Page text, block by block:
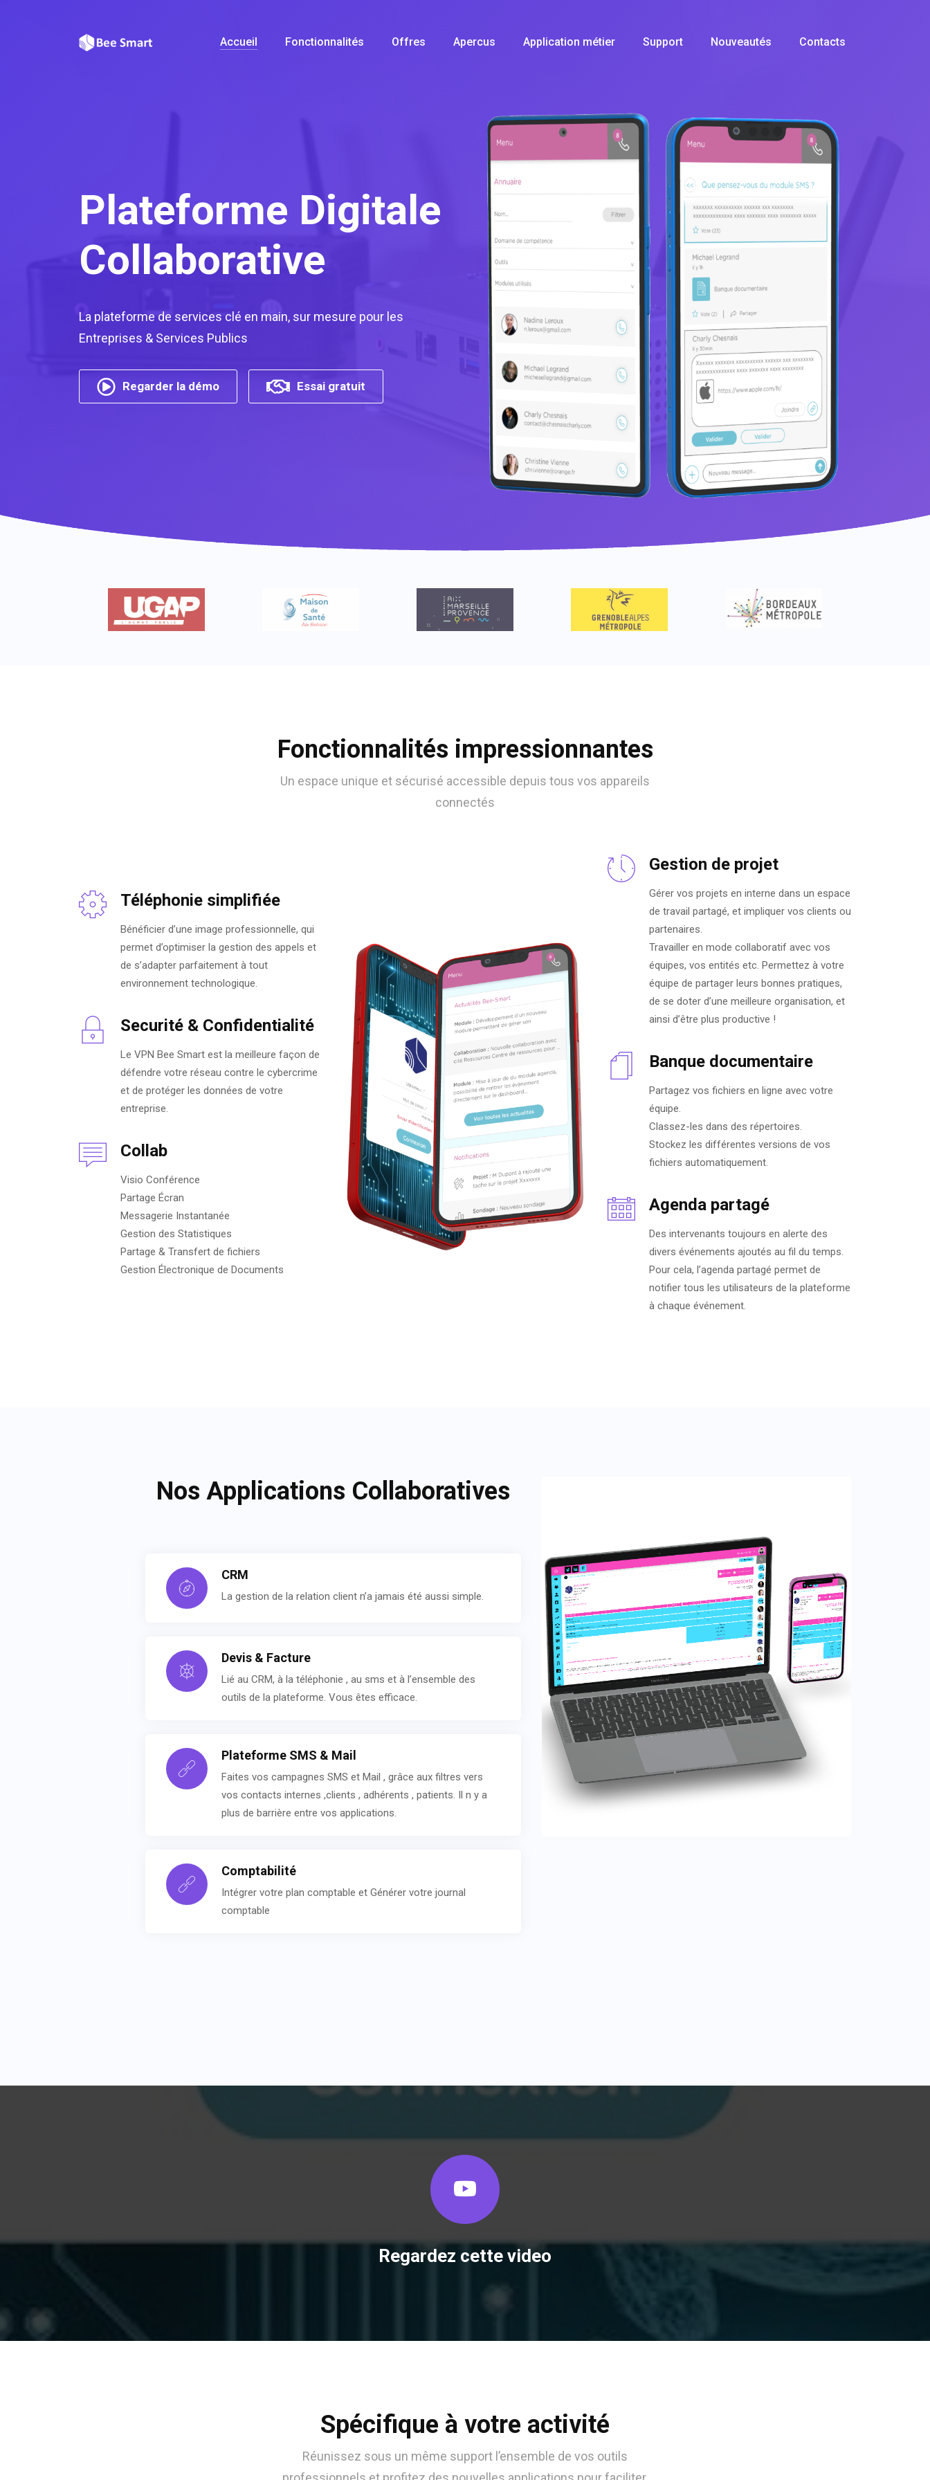
Accueil Fonctionnalités Offres Apercus Application métier Support Nouveautés Contacts
Plateforme Digitale
Collaborative
La plateforme de services clé en main, sur mesure pour les
Entreprises & Services Publics
Regarder la démo Essai gratuit
Fonctionnalités impressionnantes
Un espace unique et sécurisé accessible depuis tous vos appareils
connectés
Téléphonie simplifiée
Bénéficier d’une image professionnelle, qui
permet d’optimiser la gestion des appels et
de s’adapter parfaitement à tout
environnement technologique.
Securité & Confidentialité
Le VPN Bee Smart est la meilleure façon de
défendre votre réseau contre le cybercrime
et de protéger les données de votre
entreprise.
Collab
Visio Conférence
Partage Écran
Messagerie Instantanée
Gestion des Statistiques
Partage & Transfert de fichiers
Gestion Électronique de Documents
Gestion de projet
Gérer vos projets en interne dans un espace
de travail partagé, et impliquer vos clients ou
partenaires.
Travailler en mode collaboratif avec vos
équipes, vos entités etc. Permettez à votre
équipe de partager leurs bonnes pratiques,
de se doter d’une meilleure organisation, et
ainsi d’être plus productive !
Banque documentaire
Partagez vos fichiers en ligne avec votre
équipe.
Classez-les dans des répertoires.
Stockez les différentes versions de vos
fichiers automatiquement.
Agenda partagé
Des intervenants toujours en alerte des
divers événements ajoutés au fil du temps.
Pour cela, l’agenda partagé permet de
notifier tous les utilisateurs de la plateforme
à chaque événement.
Nos Applications Collaboratives
CRM
La gestion de la relation client n’a jamais été aussi simple.
Devis & Facture
Lié au CRM, à la téléphonie , au sms et à l’ensemble des
outils de la plateforme. Vous êtes efficace.
Plateforme SMS & Mail
Faites vos campagnes SMS et Mail , grâce aux filtres vers
vos contacts internes ,clients , adhérents , patients. Il n y a
plus de barrière entre vos applications.
Comptabilité
Intégrer votre plan comptable et Générer votre journal
comptable
Regardez cette video
Spécifique à votre activité
Réunissez sous un même support l’ensemble de vos outils